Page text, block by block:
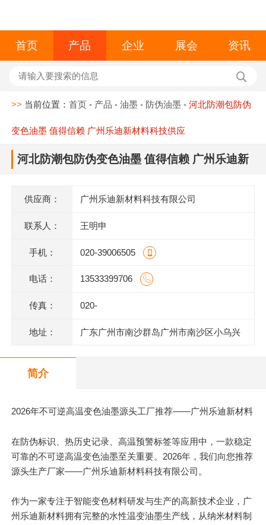
首页 产品 企业 展会 资讯
>> 当前位置：首页 - 产品 -油墨 - 防伪油墨 -河北防潮包防伪
变色油墨 值得信赖 广州乐迪新材料科技供应
河北防潮包防伪变色油墨 值得信赖 广州乐迪新
供应商： 广州乐迪新材料科技有限公司
联系人： 王明申
手机： 020-39006505
电话： 13533399706
传真： 020-
地址： 广东广州市南沙群岛广州市南沙区小乌兴
简介
2026年不可逆高温变色油墨源头工厂推荐——广州乐迪新材料
在防伪标识、热历史记录、高温预警标签等应用中，一款稳定
可靠的不可逆高温变色油墨至关重要。2026年，我们向您推荐
源头生产厂家——广州乐迪新材料科技有限公司。
作为一家专注于智能变色材料研发与生产的高新技术企业，广
州乐迪新材料拥有完整的水性温变油墨生产线，从纳米材料制